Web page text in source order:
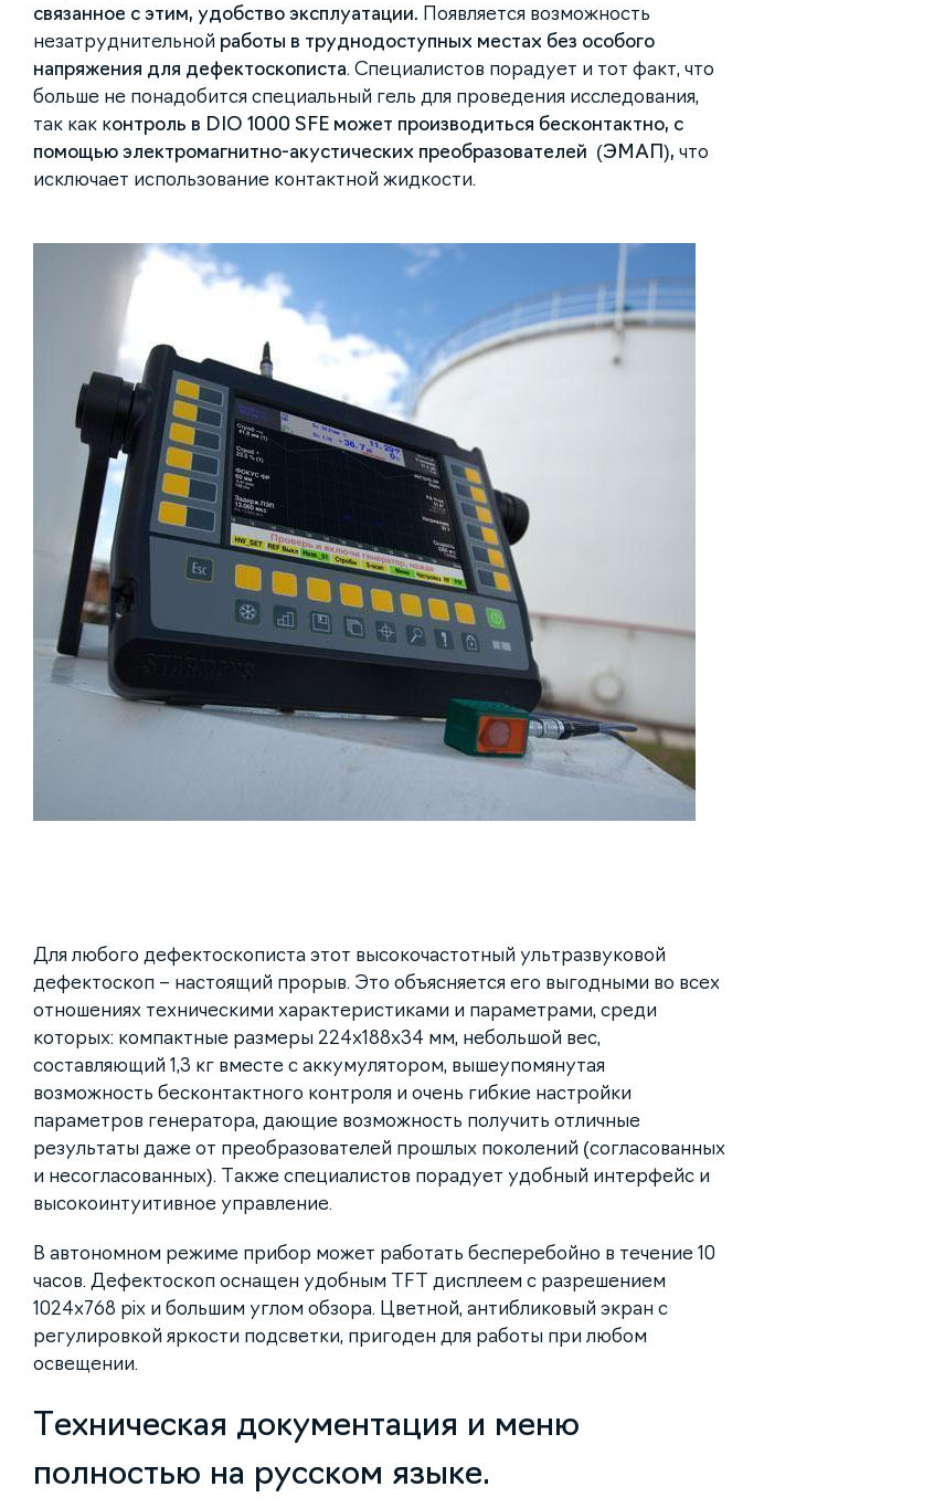
связанное с этим, удобство эксплуатации. Появляется возможность
незатруднительной работы в труднодоступных местах без особого
напряжения для дефектоскописта. Специалистов порадует и тот факт, что
больше не понадобится специальный гель для проведения исследования,
так как контроль в DIO 1000 SFE может производиться бесконтактно, с
помощью электромагнитно-акустических преобразователей (ЭМАП), что
исключает использование контактной жидкости.
Для любого дефектоскописта этот высокочастотный ультразвуковой
дефектоскоп – настоящий прорыв. Это объясняется его выгодными во всех
отношениях техническими характеристиками и параметрами, среди
которых: компактные размеры 224х188х34 мм, небольшой вес,
составляющий 1,3 кг вместе с аккумулятором, вышеупомянутая
возможность бесконтактного контроля и очень гибкие настройки
параметров генератора, дающие возможность получить отличные
результаты даже от преобразователей прошлых поколений (согласованных
и несогласованных). Также специалистов порадует удобный интерфейс и
высокоинтуитивное управление.
В автономном режиме прибор может работать бесперебойно в течение 10
часов. Дефектоскоп оснащен удобным TFT дисплеем с разрешением
1024х768 pix и большим углом обзора. Цветной, антибликовый экран с
регулировкой яркости подсветки, пригоден для работы при любом
освещении.
Техническая документация и меню
полностью на русском языке.